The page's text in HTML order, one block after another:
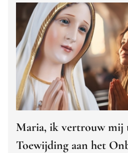
Maria, ik vertrouw mij
Toewijding aan het